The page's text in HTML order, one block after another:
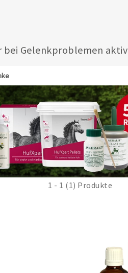
bei Gelenkproblemen aktiv
von
1 - 1 (1) Produkte